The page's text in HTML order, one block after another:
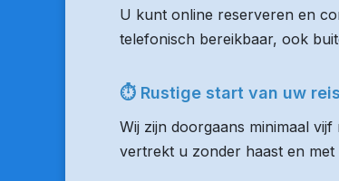
U kunt online reserveren en
telefonisch bereikbaar, ook
⏱ Rustige start van uw reis
Wij zijn doorgaans minimaal
vertrekt u zonder haast en met